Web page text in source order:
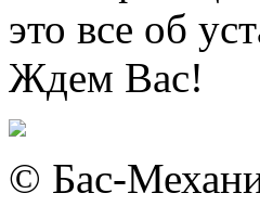
это все об
Ждем Вас!
© Бас-